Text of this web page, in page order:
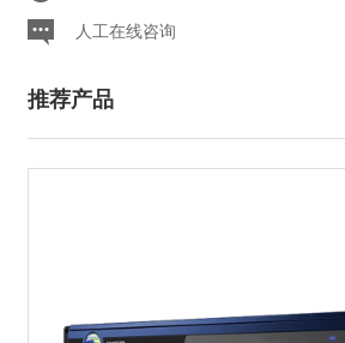
人工在线咨询
推荐产品